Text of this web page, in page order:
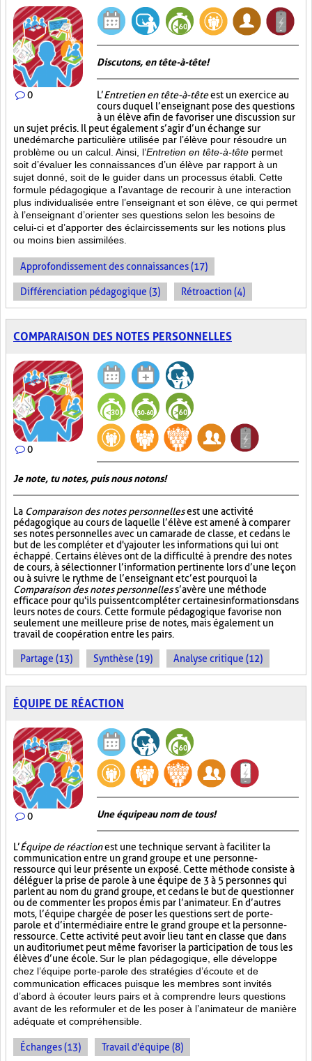
0
Discutons, en tête-à-tête!
L’Entretien en tête-à-têteest un exercice au
cours duquel l’enseignant pose des questions
à un élève afin de favoriser une discussion sur
un sujet précis. Il peut également s’agir d’un échange sur
unedémarche particulière utilisée par l’élève pour résoudre un
problème ou un calcul. Ainsi, l’Entretien en tête-à-tête permet
soit d’évaluer les connaissances d’un élève par rapport à un
sujet donné, soit de le guider dans un processus établi. Cette
formule pédagogique a l’avantage de recourir à une interaction
plus individualisée entre l’enseignant et son élève, ce qui permet
à l’enseignant d’orienter ses questions selon les besoins de
celui-ci et d’apporter des éclaircissements sur les notions plus
ou moins bien assimilées.
Approfondissement des connaissances (17)
Différenciation pédagogique (3) Rétroaction (4)
COMPARAISON DES NOTES PERSONNELLES
0
Je note, tu notes, puis nous notons!
La Comparaison des notes personnellesest une activité
pédagogique au cours de laquelle l’élève est amené à comparer
ses notes personnelles avec un camarade de classe, et ce dans le
but de les compléter et d'y ajouter les informations qui lui ont
échappé. Certains élèves ont de la difficulté à prendre des notes
de cours, à sélectionner l’information pertinente lors d’une leçon
ou à suivre le rythme de l’enseignant et c’est pourquoi la
Comparaison des notes personnelless’avère une méthode
efficace pour qu'ils puissent compléter certaines informations dans
leurs notes de cours. Cette formule pédagogique favorise non
seulement une meilleure prise de notes, mais également un
travail de coopération entre les pairs.
Partage (13) Synthèse (19) Analyse critique (12)
ÉQUIPE DE RÉACTION
0 Une équipe au nom de tous!
L’Équipe de réactionest une technique servant à faciliter la
communication entre un grand groupe et une personne-
ressource qui leur présente un exposé. Cette méthode consiste à
déléguer la prise de parole à une équipe de 3 à 5 personnes qui
parlent au nom du grand groupe, et ce dans le but de questionner
ou de commenter les propos émis par l’animateur. En d’autres
mots, l’équipe chargée de poser les questions sert de porte-
parole et d’intermédiaire entre le grand groupe et la personne-
ressource. Cette activité peut avoir lieu tant en classe que dans
un auditorium et peut même favoriser la participation de tous les
élèves d’une école. Sur le plan pédagogique, elle développe
chez l’équipe porte-parole des stratégies d’écoute et de
communication efficaces puisque les membres sont invités
d’abord à écouter leurs pairs et à comprendre leurs questions
avant de les reformuler et de les poser à l’animateur de manière
adéquate et compréhensible.
Échanges (13) Travail d'équipe (8)